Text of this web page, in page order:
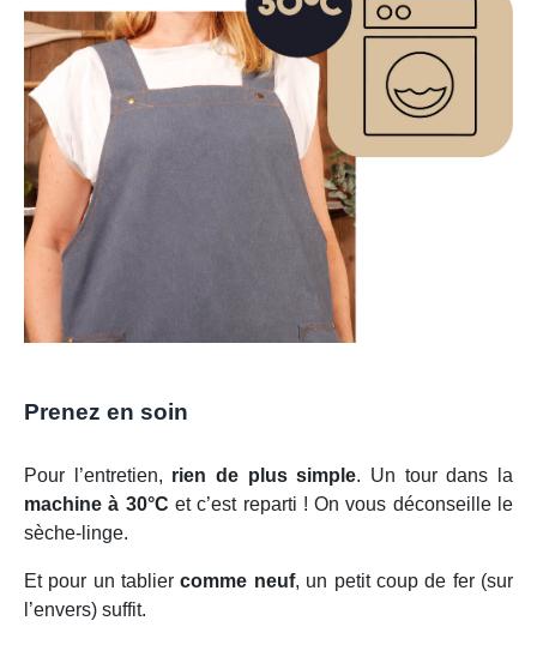
Prenez en soin
Pour l’entretien, rien de plus simple. Un tour dans la
machine à 30°C et c’est reparti ! On vous déconseille le
sèche-linge.
Et pour un tabliercomme neuf, un petit coup de fer (sur
l’envers) suffit.